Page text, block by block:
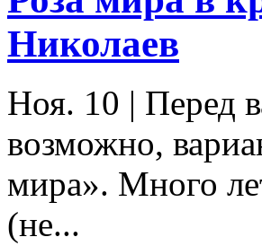
Николаев
Ноя. 10 | Перед
возможно,
мира». Много
(не...